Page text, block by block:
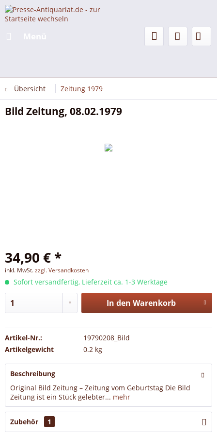
Übersicht Zeitung 1979
Bild Zeitung, 08.02.1979
34,90 € *
inkl. MwSt.zzgl. Versandkosten
Sofort versandfertig, Lieferzeit ca. 1-3 Werktage
In den Warenkorb
Artikel-Nr.:
19790208_Bild
Artikelgewicht
0.2 kg
Beschreibung
Original Bild Zeitung – Zeitung vom Geburtstag Die Bild
Zeitung ist ein Stück gelebter... mehr
Zubehör 1